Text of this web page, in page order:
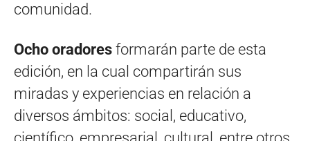
comunidad.
Ocho oradores formarán parte de esta
edición, en la cual compartirán sus
miradas y experiencias en relación a
diversos ámbitos: social, educativo,